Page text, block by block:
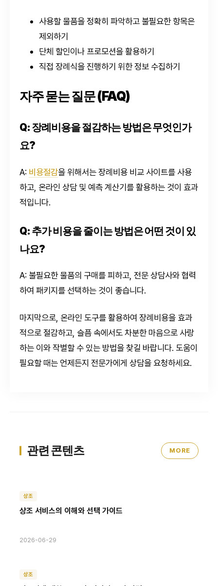
사용할 물품을 정확히 파악하고 불필요한 항목은
제외하기
단체 할인이나 프로모션을 활용하기
직접 장례식을 진행하기 위한 정보 수집하기
자주 묻는 질문 (FAQ)
Q: 장례비용을 절감하는 방법은 무엇인가
요?
A: 비용절감을 위해서는 장례비용 비교 사이트를 사용
하고, 온라인 상담 및 예측 계산기를 활용하는 것이 효과
적입니다.
Q: 추가 비용을 줄이는 방법은 어떤 것이 있
나요?
A: 불필요한 물품의 구매를 피하고, 전문 상담사와 협력
하여 패키지를 선택하는 것이 좋습니다.
마지막으로, 온라인 도구를 활용하여 장례비용을 효과
적으로 절감하고, 슬픔 속에서도 차분한 마음으로 사랑
하는 이와 작별할 수 있는 방법을 찾길 바랍니다. 도움이
필요할 때는 언제든지 전문가에게 상담을 요청하세요.
관련 콘텐츠 MORE
상조
상조 서비스의 이해와 선택 가이드
2026-06-29
상조